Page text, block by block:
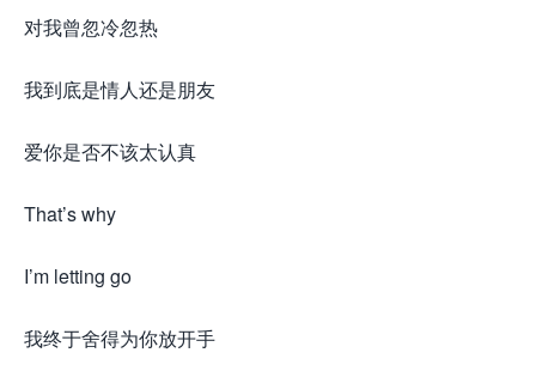
对我曾忽冷忽热
我到底是情人还是朋友
爱你是否不该太认真
That’s why
I’m letting go
我终于舍得为你放开手